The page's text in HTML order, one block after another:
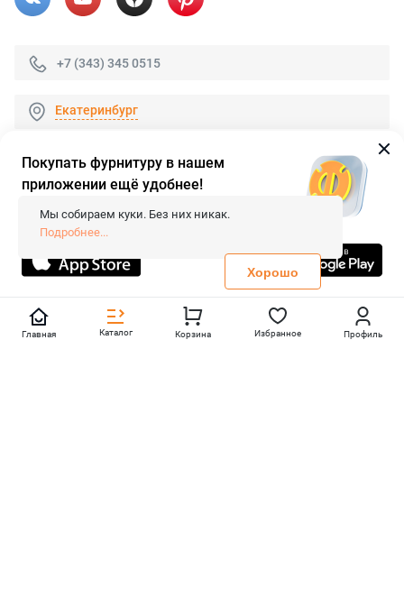
+7 (343) 345 0515
Екатеринбург
© 2026 «FieraShop.ru»
Сопровождение сайта
- Вебформат.
Все права защищены.
Не является публичной офертой
Политика конфиденциальности
Главная Каталог Корзина Избранное Профиль
Покупать фурнитуру в нашем
приложении ещё удобнее!
Мы собираем куки. Без них никак.
Подробнее...
Хорошо